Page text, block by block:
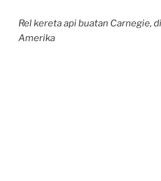
Rel kereta api buatan Carnegie,
Amerika